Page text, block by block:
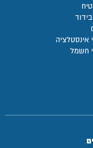
אינסטלציה
חשמל